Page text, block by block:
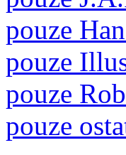
pouze
pouze
pouze
pouze